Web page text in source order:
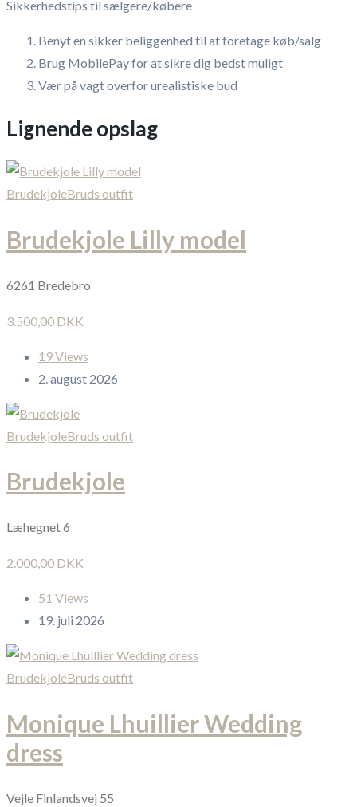
Sikkerhedstips til sælgere/købere
Benyt en sikker beliggenhed til at foretage køb/salg
Brug MobilePay for at sikre dig bedst muligt
Vær på vagt overfor urealistiske bud
Lignende opslag
BrudekjoleBruds outfit
Brudekjole Lilly model
6261 Bredebro
3.500,00 DKK
19 Views
2. august 2026
BrudekjoleBruds outfit
Brudekjole
Læhegnet 6
2.000,00 DKK
51 Views
19. juli 2026
BrudekjoleBruds outfit
Monique Lhuillier Wedding
dress
Vejle Finlandsvej 55